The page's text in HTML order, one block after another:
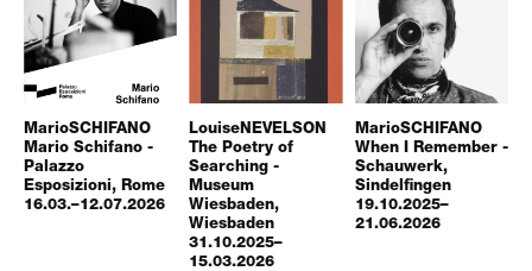
MarioSCHIFANO
Mario Schifano -
Palazzo
Esposizioni, Rome
16.03.–12.07.2026
Louise NEVELSON
The Poetry of
Searching -
Museum
Wiesbaden,
Wiesbaden
31.10.2025–
15.03.2026
MarioSCHIFANO
When I Remember -
Schauwerk,
Sindelfingen
19.10.2025–
21.06.2026